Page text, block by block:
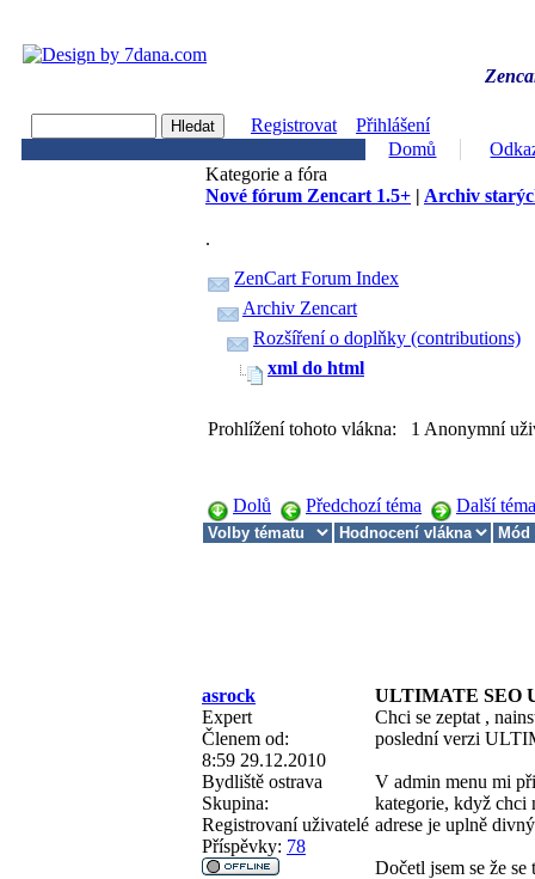
Registrovat
Přihlášení
Domů
Kategorie a fóra
Nové fórum Zencart 1.5+ | Archiv
.
ZenCart Forum Index
Archiv Zencart
Rozšíření o doplňky (contributions)
xml do html
Prohlížení tohoto vlákna: 1 Anonymní
Dolů Předchozí téma Další téma
asrock
ULTIMATE SEO
Expert
Členem od:
8:59 29.12.2010
Bydliště ostrava
Skupina:
Registrovaní uživatelé
Příspěvky: 78
Chci se zeptat ,
poslední verzi
V admin menu mi
kategorie, když chci
adrese je uplně
Dočetl jsem se že se